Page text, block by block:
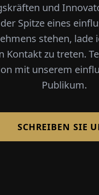
und
Spitze eines
stehen, lade
Kontakt zu treten.
mit unserem
Publikum.
SCHREIBEN SIE